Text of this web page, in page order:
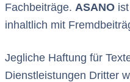
Fachbeiträge. ASANOist
inhaltlich mit
Jegliche Haftung für
Dienstleistungen Dritter